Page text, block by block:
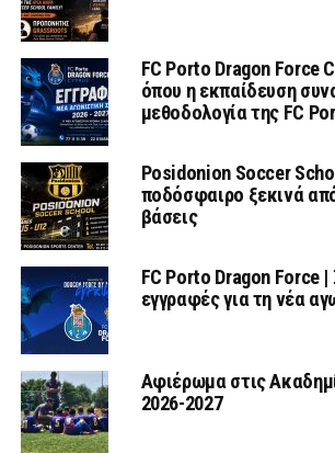
FC Porto Dragon Force
όπου η εκπαίδευση
μεθοδολογία της FC
Posidonion Soccer
ποδόσφαιρο ξεκινά
βάσεις
FC Porto Dragon Force |
εγγραφές για τη νέα
Αφιέρωμα στις
2026-2027